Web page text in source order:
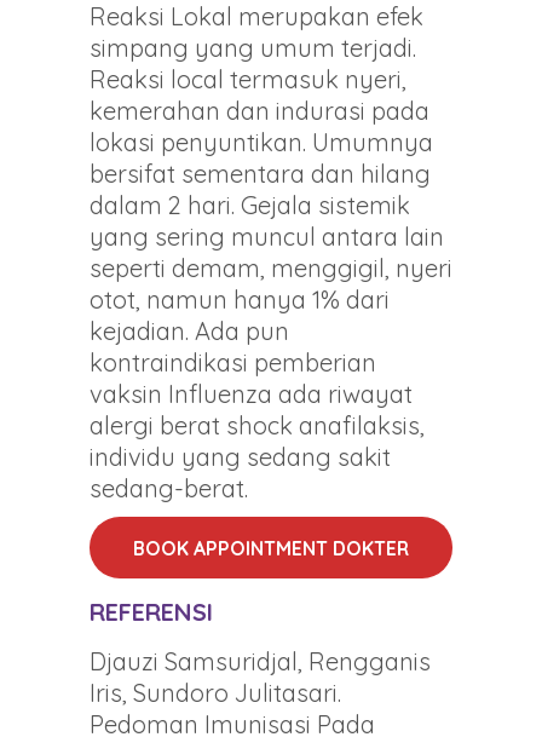
Reaksi Lokal merupakan efek
simpang yang umum terjadi.
Reaksi local termasuk nyeri,
kemerahan dan indurasi pada
lokasi penyuntikan. Umumnya
bersifat sementara dan hilang
dalam 2 hari. Gejala sistemik
yang sering muncul antara lain
seperti demam, menggigil, nyeri
otot, namun hanya 1% dari
kejadian. Ada pun
kontraindikasi pemberian
vaksin Influenza ada riwayat
alergi berat shock anafilaksis,
individu yang sedang sakit
sedang-berat.
BOOK APPOINTMENT DOKTER
REFERENSI
Djauzi Samsuridjal, Rengganis
Iris, Sundoro Julitasari.
Pedoman Imunisasi Pada